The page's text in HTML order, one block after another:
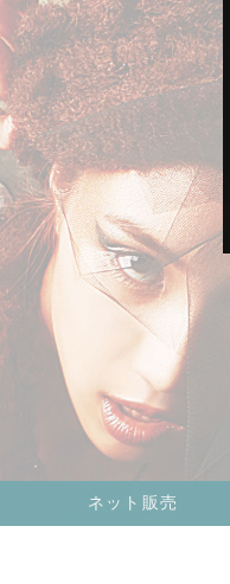
ネット販売